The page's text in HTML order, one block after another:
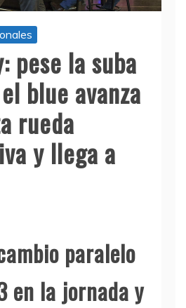
pese la suba
blue avanza
rueda
y llega a
paralelo
en la jornada y